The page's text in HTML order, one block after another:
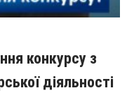
конкурсу з
діяльності